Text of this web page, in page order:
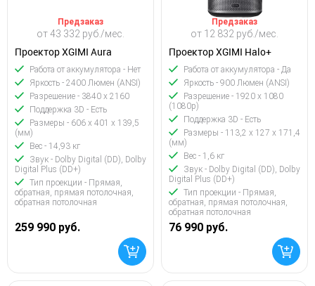
от 43 332 руб./мес.
Предзаказ
Проектор XGIMI Aura
Работа от аккумулятора - Нет
Яркость - 2400 Люмен (ANSI)
Разрешение - 3840 x 2160
Поддержка 3D - Есть
Размеры - 606 x 401 x 139,5
(мм)
Вес - 14,93 кг
Звук - Dolby Digital (DD), Dolby
Digital Plus (DD+)
Тип проекции - Прямая,
обратная, прямая потолочная,
обратная потолочная
259 990 руб.
от 12 832 руб./мес.
Предзаказ
Проектор XGIMI Halo+
Работа от аккумулятора - Да
Яркость - 900 Люмен (ANSI)
Разрешение - 1920 x 1080
(1080p)
Поддержка 3D - Есть
Размеры - 113,2 x 127 x 171,4
(мм)
Вес - 1,6 кг
Звук - Dolby Digital (DD), Dolby
Digital Plus (DD+)
Тип проекции - Прямая,
обратная, прямая потолочная,
обратная потолочная
76 990 руб.